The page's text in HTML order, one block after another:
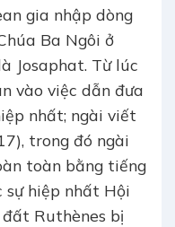
gia nhập dòng
Ba Ngôi ở
Josaphat. Từ lúc
vào việc dẫn đưa
nhất; ngài viết
trong đó ngài
toàn bằng tiếng
sự hiệp nhất Hội
Ruthènes bị